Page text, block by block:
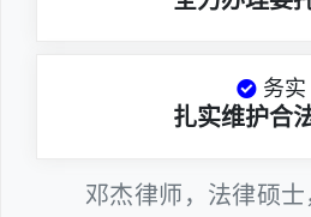
务实
扎实维护合
邓杰律师，法律硕